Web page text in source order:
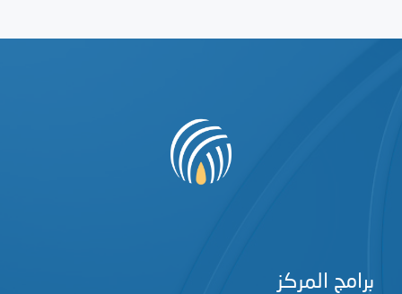
برامج المركز